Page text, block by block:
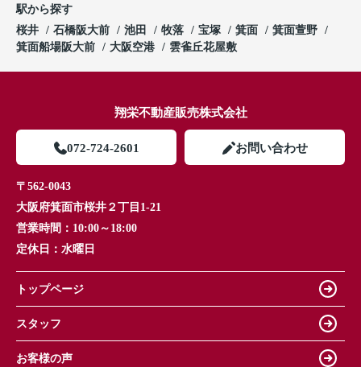
駅から探す
桜井
石橋阪大前 池田 牧落 宝塚 箕面
箕面萱野
箕面船場阪大前
大阪空港 雲雀丘花屋敷
翔栄不動産販売株式会社
072-724-2601 お問い合わせ
〒562-0043
大阪府箕面市桜井２丁目1-21
営業時間： 10:00～18:00
定休日： 水曜日
トップページ
スタッフ
お客様の声